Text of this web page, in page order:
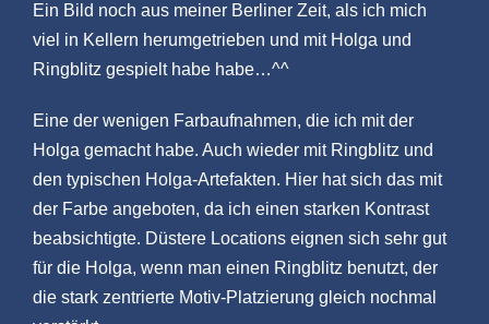
Ein Bild noch aus meiner Berliner Zeit, als ich mich
viel in Kellern herumgetrieben und mit Holga und
Ringblitz gespielt habe habe…^^
Eine der wenigen Farbaufnahmen, die ich mit der
Holga gemacht habe. Auch wieder mit Ringblitz und
den typischen Holga-Artefakten. Hier hat sich das mit
der Farbe angeboten, da ich einen starken Kontrast
beabsichtigte. Düstere Locations eignen sich sehr gut
für die Holga, wenn man einen Ringblitz benutzt, der
die stark zentrierte Motiv-Platzierung gleich nochmal